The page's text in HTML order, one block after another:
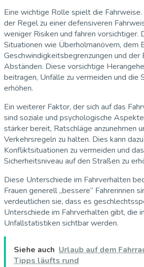
Eine wichtige Rolle spielt die Fahrweise.
der Regel zu einer defensiveren
weniger Risiken und fahren vorsichtiger.
Situationen wie Überholmanövern, dem
Geschwindigkeitsbegrenzungen und der
Abständen. Diese vorsichtige
beitragen, Unfälle zu vermeiden und die
erhöhen.
Ein weiterer Faktor, der sich auf das
sind soziale und psychologische
stärker bereit, Ratschläge anzunehmen
Verkehrsregeln zu halten. Dies kann
Konfliktsituationen zu vermeiden und
Sicherheitsniveau auf den Straßen zu
Diese Unterschiede im Fahrverhalten
Frauen generell „bessere“ Fahrerinnen
verdeutlichen sie, dass es
Unterschiede im Fahrverhalten gibt, die
Unfallstatistiken sichtbar werden.
Siehe auch Urlaub auf dem
Tipps läufts rund